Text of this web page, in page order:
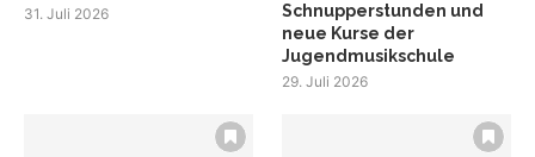
31. Juli 2026
Schnupperstunden und
neue Kurse der
Jugendmusikschule
29. Juli 2026